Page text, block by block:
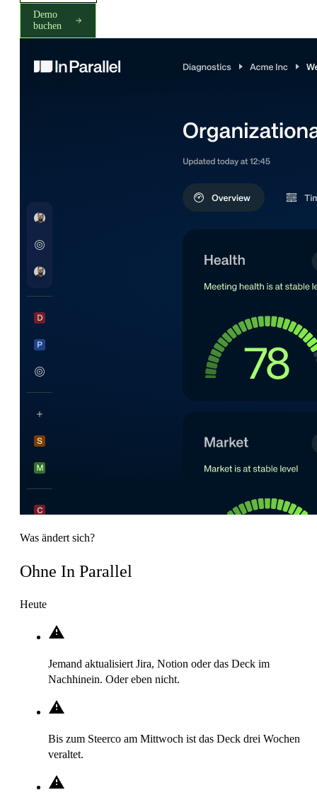
Demo
buchen
Was ändert sich?
Ohne In Parallel
Heute
Jemand aktualisiert Jira, Notion oder das Deck im
Nachhinein. Oder eben nicht.
Bis zum Steerco am Mittwoch ist das Deck drei Wochen
veraltet.